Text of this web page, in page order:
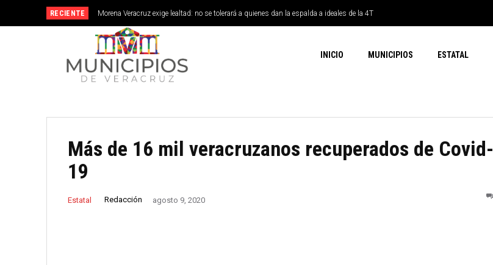
RECIENTE Morena Veracruz exige lealtad: no se tolerará a quienes dan la espalda a ideales de la 4T
INICIO MUNICIPIOS ESTATAL
Más de 16 mil veracruzanos recuperados de Covid-
19
Estatal Redacción agosto 9, 2020